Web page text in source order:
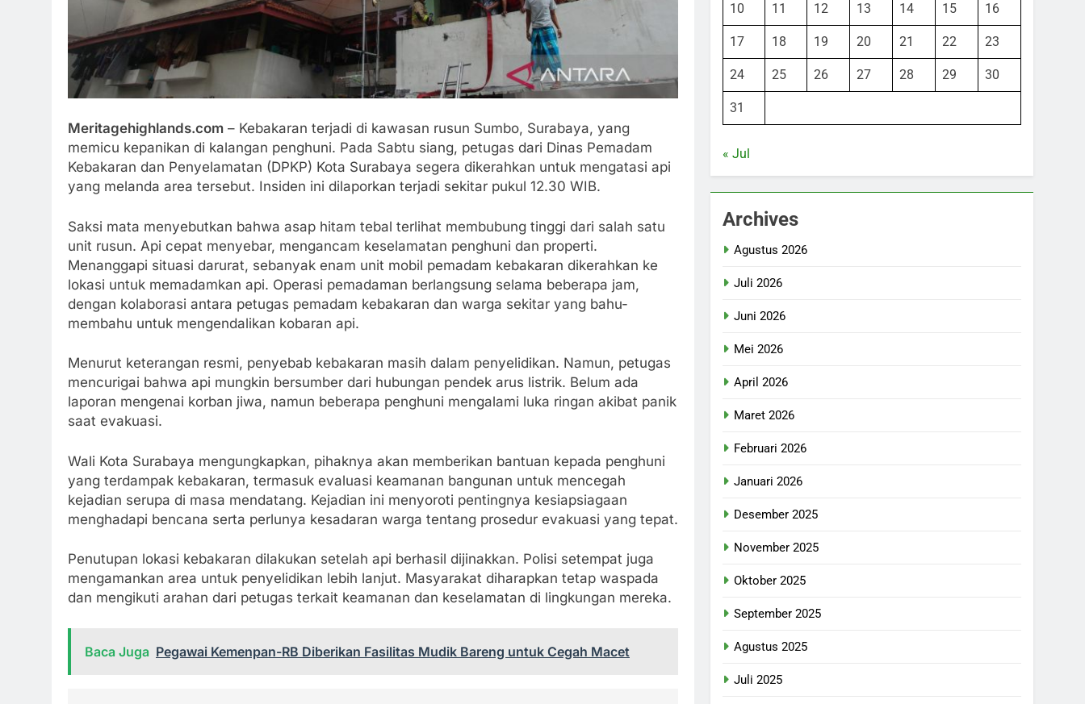
Meritagehighlands.com – Kebakaran terjadi di kawasan rusun Sumbo, Surabaya, yang
memicu kepanikan di kalangan penghuni. Pada Sabtu siang, petugas dari Dinas Pemadam
Kebakaran dan Penyelamatan (DPKP) Kota Surabaya segera dikerahkan untuk mengatasi api
yang melanda area tersebut. Insiden ini dilaporkan terjadi sekitar pukul 12.30 WIB.
Saksi mata menyebutkan bahwa asap hitam tebal terlihat membubung tinggi dari salah satu
unit rusun. Api cepat menyebar, mengancam keselamatan penghuni dan properti.
Menanggapi situasi darurat, sebanyak enam unit mobil pemadam kebakaran dikerahkan ke
lokasi untuk memadamkan api. Operasi pemadaman berlangsung selama beberapa jam,
dengan kolaborasi antara petugas pemadam kebakaran dan warga sekitar yang bahu-
membahu untuk mengendalikan kobaran api.
Menurut keterangan resmi, penyebab kebakaran masih dalam penyelidikan. Namun, petugas
mencurigai bahwa api mungkin bersumber dari hubungan pendek arus listrik. Belum ada
laporan mengenai korban jiwa, namun beberapa penghuni mengalami luka ringan akibat panik
saat evakuasi.
Wali Kota Surabaya mengungkapkan, pihaknya akan memberikan bantuan kepada penghuni
yang terdampak kebakaran, termasuk evaluasi keamanan bangunan untuk mencegah
kejadian serupa di masa mendatang. Kejadian ini menyoroti pentingnya kesiapsiagaan
menghadapi bencana serta perlunya kesadaran warga tentang prosedur evakuasi yang tepat.
Penutupan lokasi kebakaran dilakukan setelah api berhasil dijinakkan. Polisi setempat juga
mengamankan area untuk penyelidikan lebih lanjut. Masyarakat diharapkan tetap waspada
dan mengikuti arahan dari petugas terkait keamanan dan keselamatan di lingkungan mereka.
Baca Juga Pegawai Kemenpan-RB Diberikan Fasilitas Mudik Bareng untuk Cegah Macet
10 11 12 13 14 15 16
17 18 19 20 21 22 23
24 25 26 27 28 29 30
31
« Jul
Archives
Agustus 2026
Juli 2026
Juni 2026
Mei 2026
April 2026
Maret 2026
Februari 2026
Januari 2026
Desember 2025
November 2025
Oktober 2025
September 2025
Agustus 2025
Juli 2025